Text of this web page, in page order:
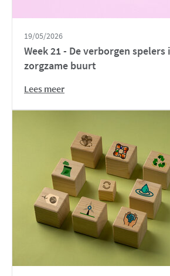
Week 21 - De verborgen spelers
zorgzame buurt
Lees meer
19/05/2026